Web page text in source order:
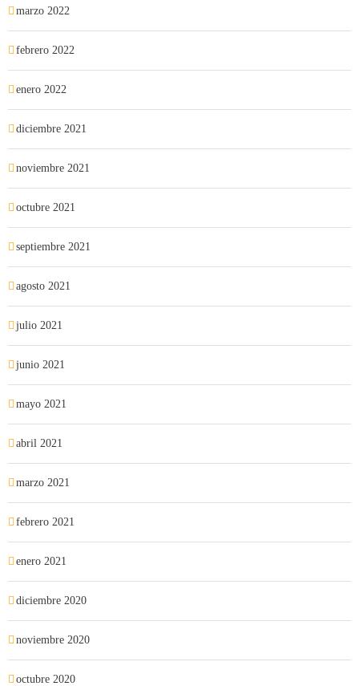
marzo 2022
febrero 2022
enero 2022
diciembre 2021
noviembre 2021
octubre 2021
septiembre 2021
agosto 2021
julio 2021
junio 2021
mayo 2021
abril 2021
marzo 2021
febrero 2021
enero 2021
diciembre 2020
noviembre 2020
octubre 2020